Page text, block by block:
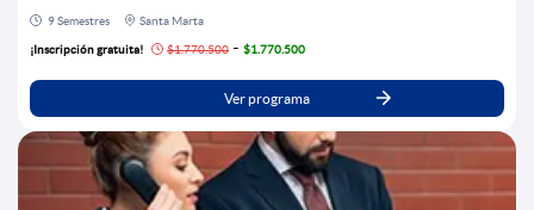
9 Semestres Santa Marta
¡Inscripción gratuita! $1.770.500 - $1.770.500
Ver programa